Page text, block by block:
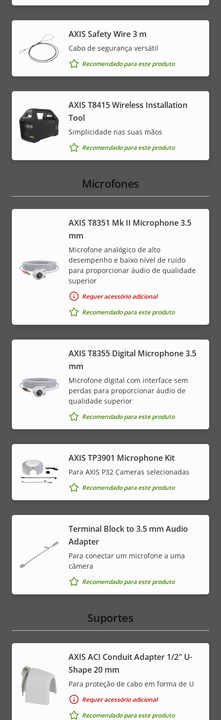
AXIS Safety Wire 3 m
Cabo de segurança versátil
Recomendado para este produto
AXIS T8415 Wireless Installation
Tool
Simplicidade nas suas mãos
Recomendado para este produto
Microfones
AXIS T8351 Mk II Microphone 3.5
mm
Microfone analógico de alto
desempenho e baixo nível de ruído
para proporcionar áudio de qualidade
superior
Requer acessório adicional
Recomendado para este produto
AXIS T8355 Digital Microphone 3.5
mm
Microfone digital com interface sem
perdas para proporcionar áudio de
qualidade superior
Recomendado para este produto
AXIS TP3901 Microphone Kit
Para AXIS P32 Cameras selecionadas
Recomendado para este produto
Terminal Block to 3.5 mm Audio
Adapter
Para conectar um microfone a uma
câmera
Recomendado para este produto
Suportes
AXIS ACI Conduit Adapter 1/2" U-
Shape 20 mm
Para proteção de cabo em forma de U
Requer acessório adicional
Recomendado para este produto